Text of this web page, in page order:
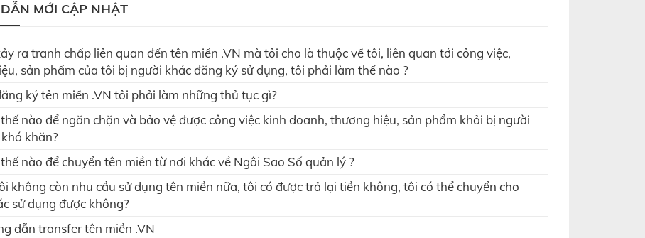
MỚI CẬP NHẬT
ra tranh chấp liên quan đến tên miền .VN mà tôi cho là thuộc về tôi, liên quan tới công việc,
sản phẩm của tôi bị người khác đăng ký sử dụng, tôi phải làm thế nào ?
ký tên miền .VN tôi phải làm những thủ tục gì?
nào để ngăn chặn và bảo vệ được công việc kinh doanh, thương hiệu, sản phẩm khỏi bị người
khăn?
nào để chuyển tên miền từ nơi khác về Ngôi Sao Số quản lý ?
không còn nhu cầu sử dụng tên miền nữa, tôi có được trả lại tiền không, tôi có thể chuyển cho
sử dụng được không?
dẫn transfer tên miền .VN